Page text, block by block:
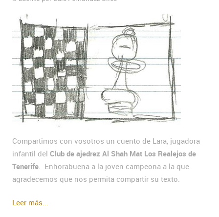
Compartimos con vosotros un cuento de Lara, jugadora
infantil del Club de ajedrez Al Shah Mat Los Realejos de
Tenerife . Enhorabuena a la joven campeona a la que
agradecemos que nos permita compartir su texto.
Leer más...